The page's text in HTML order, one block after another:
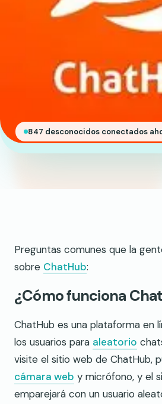
847 desconocidos conectados
Preguntas comunes que la
sobre ChatHub:
¿Cómo funciona
ChatHub es una plataforma en
los usuarios para aleatorio
visite el sitio web de ChatHub,
cámara web y micrófono, y el
emparejará con un usuario